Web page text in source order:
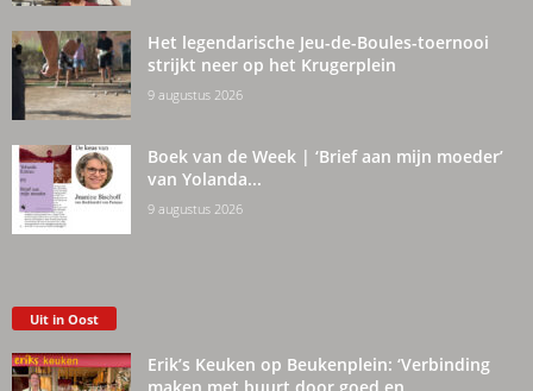
Het legendarische Jeu-de-Boules-toernooi
strijkt neer op het Krugerplein
9 augustus 2026
Boek van de Week | ‘Brief aan mijn moeder’
van Yolanda...
9 augustus 2026
Uit in Oost
Erik’s Keuken op Beukenplein: ‘Verbinding